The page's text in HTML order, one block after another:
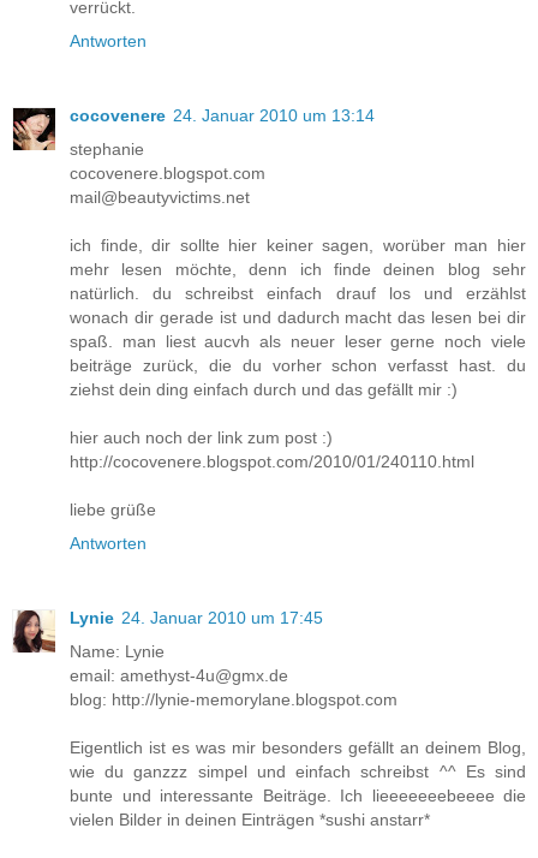
verrückt.
Antworten
cocovenere 24. Januar 2010 um 13:14
stephanie
cocovenere.blogspot.com
mail@beautyvictims.net
ich finde, dir sollte hier keiner sagen, worüber man hier
mehr lesen möchte, denn ich finde deinen blog sehr
natürlich. du schreibst einfach drauf los und erzählst
wonach dir gerade ist und dadurch macht das lesen bei dir
spaß. man liest aucvh als neuer leser gerne noch viele
beiträge zurück, die du vorher schon verfasst hast. du
ziehst dein ding einfach durch und das gefällt mir :)
hier auch noch der link zum post :)
http://cocovenere.blogspot.com/2010/01/240110.html
liebe grüße
Antworten
Lynie 24. Januar 2010 um 17:45
Name: Lynie
email: amethyst-4u@gmx.de
blog: http://lynie-memorylane.blogspot.com
Eigentlich ist es was mir besonders gefällt an deinem Blog,
wie du ganzzz simpel und einfach schreibst ^^ Es sind
bunte und interessante Beiträge. Ich lieeeeeeebeeee die
vielen Bilder in deinen Einträgen *sushi anstarr*